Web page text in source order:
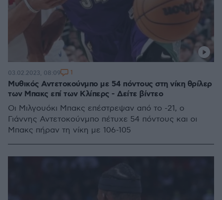
Μυθικός Αντετοκούνμπο με 54 πόντους στη νίκη θρίλερ
των Μπακς επί των Κλίπερς - Δείτε βίντεο
Οι Μιλγουόκι Μπακς επέστρεψαν από το -21, ο
Γιάννης Αντετοκούνμπο πέτυχε 54 πόντους και οι
Μπακς πήραν τη νίκη με 106-105
03.02.2023, 08:09 1